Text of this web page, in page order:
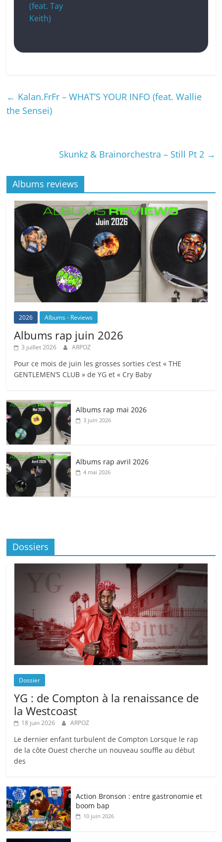
(feat. Tay
Keith)
← Kalan.FrFr – WHAT’S YOUR INFO (feat. Wallie
the Sensei)
Skunkz & Brainorchestra – Still Pt 2 →
Albums reviews
2026 Albums - Reviews
Albums rap juin 2026
3 juillet 2026 ARPOZ
Pour ce mois de juin les grosses sorties c’est « THE
GENTLEMEN’S CLUB » de YG et « Cry Baby
Albums rap mai 2026
3 juin 2026
Albums rap avril 2026
4 mai 2026
Dossiers
Dossier
YG : de Compton à la renaissance de
la Westcoast
18 juin 2026 ARPOZ
Le dernier enfant turbulent de Compton Lorsque le rap
de la côte Ouest cherche un nouveau souffle au début
des
Action Bronson : entre gastronomie et
boom bap
10 juin 2026